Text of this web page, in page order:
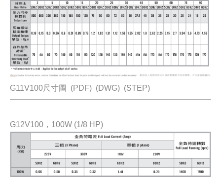
G11V100尺寸圖 (PDF) (DWG) (STEP)
G12V100，100W (1/8 HP)